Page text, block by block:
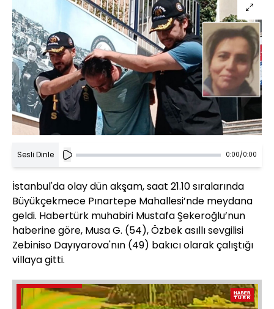
Sesli Dinle 0:00/0:00
İstanbul'da olay dün akşam, saat 21.10 sıralarında
Büyükçekmece Pınartepe Mahallesi’nde meydana
geldi. Habertürk muhabiri Mustafa Şekeroğlu’nun
haberine göre, Musa G. (54), Özbek asıllı sevgilisi
Zebiniso Dayıyarova'nın (49) bakıcı olarak çalıştığı
villaya gitti.